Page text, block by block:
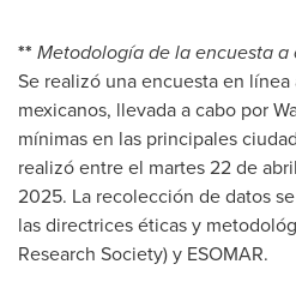
** Metodología de la encuesta a
Se realizó una encuesta en línea
mexicanos, llevada a cabo por
mínimas en las principales
realizó entre el martes 22 de
2025. La recolección de datos
las directrices éticas y
Research Society) y ESOMAR.